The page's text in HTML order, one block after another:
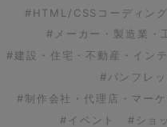
#HTML/CSSコーディング
#メーカー・製造業・
#建設・住宅・不動産・イン
#パンフレッ
#制作会社・代理店・マー
#イベント
#ショ